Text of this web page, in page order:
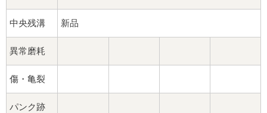
中央残溝 新品
異常磨耗
傷・亀裂
パンク跡